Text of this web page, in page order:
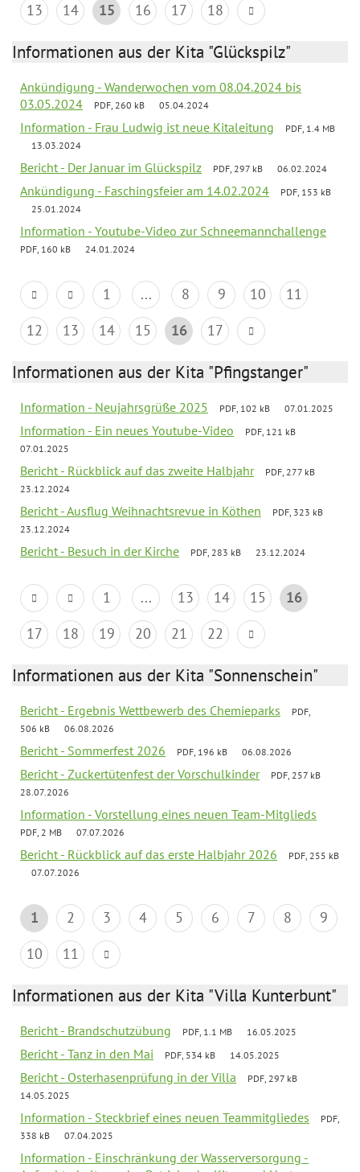
13
14 15 16 17 18
Informationen aus der Kita "Glückspilz"
Ankündigung - Wanderwochen vom 08.04.2024 bis
03.05.2024
PDF, 260 kB 05.04.2024
Information - Frau Ludwig ist neue Kitaleitung
PDF, 1.4 MB
13.03.2024
Bericht - Der Januar im Glückspilz PDF, 297 kB 06.02.2024
Ankündigung - Faschingsfeier am 14.02.2024
PDF, 153 kB
25.01.2024
Information - Youtube-Video zur Schneemannchallenge
PDF, 160 kB 24.01.2024
1 ... 8 9 10
11
12
13 14 15 16 17
Informationen aus der Kita "Pfingstanger"
Information - Neujahrsgrüße 2025 PDF, 102 kB 07.01.2025
Information - Ein neues Youtube-Video
PDF, 121 kB
07.01.2025
Bericht - Rückblick auf das zweite Halbjahr
PDF, 277 kB
23.12.2024
Bericht - Ausflug Weihnachtsrevue in Köthen
PDF, 323 kB
23.12.2024
Bericht - Besuch in der Kirche PDF, 283 kB 23.12.2024
1 ... 13 14 15
16
17
18 19 20 21 22
Informationen aus der Kita "Sonnenschein"
Bericht - Ergebnis Wettbewerb des Chemieparks
PDF,
506 kB
06.08.2026
Bericht - Sommerfest 2026 PDF, 196 kB 06.08.2026
Bericht - Zuckertütenfest der Vorschulkinder
PDF, 257 kB
28.07.2026
Information - Vorstellung eines neuen Team-Mitglieds
PDF, 2 MB 07.07.2026
Bericht - Rückblick auf das erste Halbjahr 2026
PDF, 255 kB
07.07.2026
1 2 3 4 5 6 7 8
9
10
11
Informationen aus der Kita "Villa Kunterbunt"
Bericht - Brandschutzübung PDF, 1.1 MB 16.05.2025
Bericht - Tanz in den Mai PDF, 534 kB 14.05.2025
Bericht - Osterhasenprüfung in der Villa
PDF, 297 kB
14.05.2025
Information - Steckbrief eines neuen Teammitgliedes
PDF,
338 kB
07.04.2025
Information - Einschränkung der Wasserversorgung -